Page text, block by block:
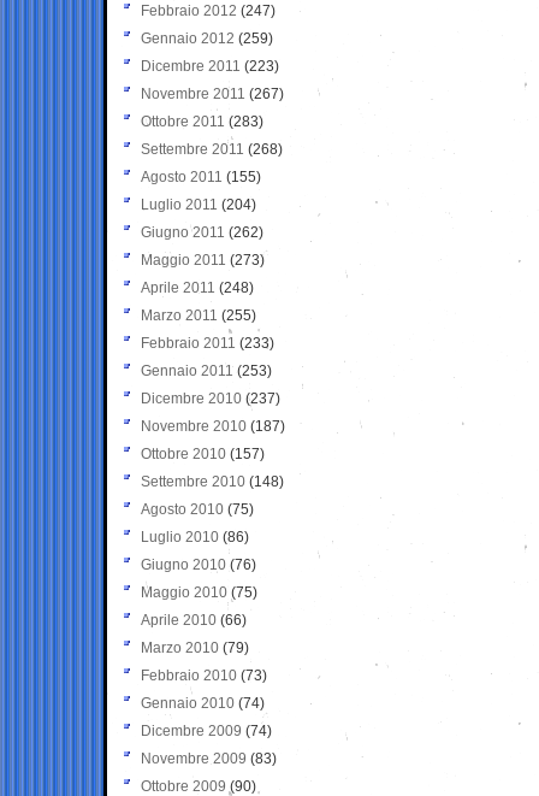
Febbraio 2012 (247)
Gennaio 2012 (259)
Dicembre 2011 (223)
Novembre 2011 (267)
Ottobre 2011 (283)
Settembre 2011 (268)
Agosto 2011 (155)
Luglio 2011 (204)
Giugno 2011 (262)
Maggio 2011 (273)
Aprile 2011 (248)
Marzo 2011 (255)
Febbraio 2011 (233)
Gennaio 2011 (253)
Dicembre 2010 (237)
Novembre 2010 (187)
Ottobre 2010 (157)
Settembre 2010 (148)
Agosto 2010 (75)
Luglio 2010 (86)
Giugno 2010 (76)
Maggio 2010 (75)
Aprile 2010 (66)
Marzo 2010 (79)
Febbraio 2010 (73)
Gennaio 2010 (74)
Dicembre 2009 (74)
Novembre 2009 (83)
Ottobre 2009 (90)